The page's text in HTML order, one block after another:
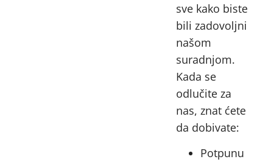
sve kako biste
bili zadovoljni
našom
suradnjom.
Kada se
odlučite za
nas, znat ćete
da dobivate:
Potpunu